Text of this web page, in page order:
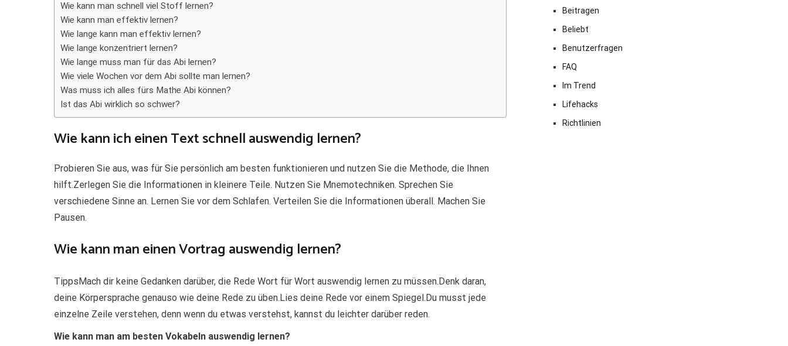
Wie kann man schnell viel Stoff lernen?
Wie kann man effektiv lernen?
Wie lange kann man effektiv lernen?
Wie lange konzentriert lernen?
Wie lange muss man für das Abi lernen?
Wie viele Wochen vor dem Abi sollte man lernen?
Was muss ich alles fürs Mathe Abi können?
Ist das Abi wirklich so schwer?
Wie kann ich einen Text schnell auswendig lernen?
Probieren Sie aus, was für Sie persönlich am besten funktionieren und nutzen Sie die Methode, die Ihnen
hilft.Zerlegen Sie die Informationen in kleinere Teile. Nutzen Sie Mnemotechniken. Sprechen Sie
verschiedene Sinne an. Lernen Sie vor dem Schlafen. Verteilen Sie die Informationen überall. Machen Sie
Pausen.
Wie kann man einen Vortrag auswendig lernen?
TippsMach dir keine Gedanken darüber, die Rede Wort für Wort auswendig lernen zu müssen.Denk daran,
deine Körpersprache genauso wie deine Rede zu üben.Lies deine Rede vor einem Spiegel.Du musst jede
einzelne Zeile verstehen, denn wenn du etwas verstehst, kannst du leichter darüber reden.
Wie kann man am besten Vokabeln auswendig lernen?
Beitragen
Beliebt
Benutzerfragen
FAQ
Im Trend
Lifehacks
Richtlinien